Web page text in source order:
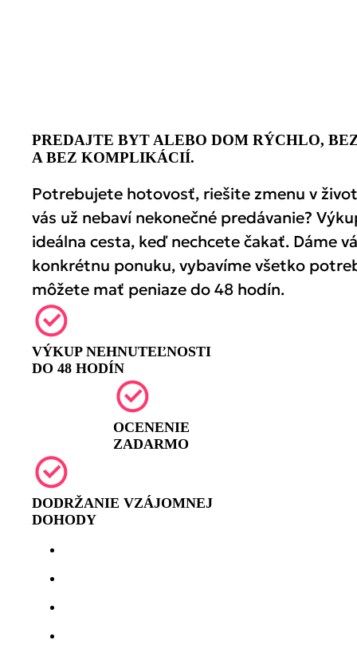
PREDAJTE BYT ALEBO DOM RÝCHLO,
A BEZ KOMPLIKÁCIÍ.
Potrebujete hotovosť, riešite zmenu v
vás už nebaví nekonečné predávanie?
ideálna cesta, keď nechcete čakať. Dáme
konkrétnu ponuku, vybavíme všetko
môžete mať peniaze do 48 hodín.
VÝKUP NEHNUTEĽNOSTI
DO 48 HODÍN
OCENENIE
ZADARMO
DODRŽANIE VZÁJOMNEJ
DOHODY